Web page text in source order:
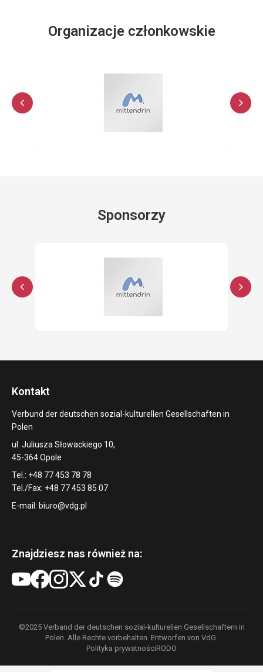
Organizacje członkowskie
Sponsorzy
Kontakt
Verbund der deutschen sozial-kulturellen Gesellschaften in
Polen
ul. Juliusza Słowackiego 10,
45-364 Opole
Tel.: +48 77 453 78 78
Tel./Fax: +48 77 453 85 07
E-mail: biuro@vdg.pl
Znajdziesz nas również na:
©2025 Verband der deutschen sozial-kulturellen Gesellschaftern in
Polen. Alle Rechte vorbehalten. Entworfen von VdG.
Polityka prywatnościRODO